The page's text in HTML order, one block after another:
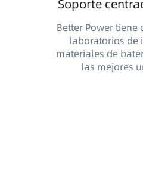
Soporte
Better Power
laboratorios de
materiales de
las mejores